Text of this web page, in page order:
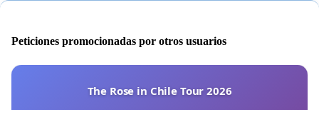
Peticiones promocionadas por otros usuarios
The Rose in Chile Tour 2026